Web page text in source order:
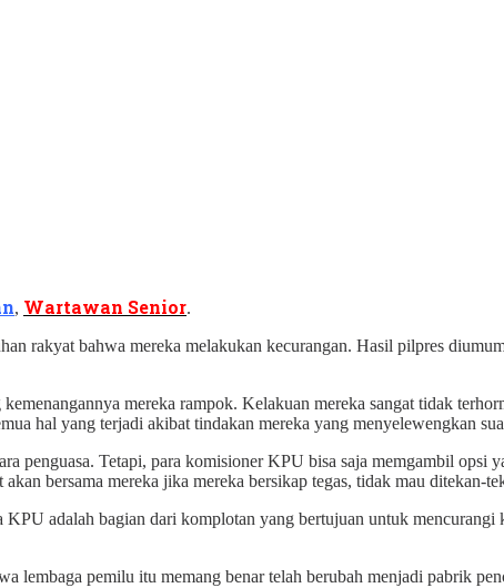
, Wartawan Senior.
rakyat bahwa mereka melakukan kecurangan. Hasil pilpres
mereka rampok. Kelakuan mereka sangat tidak
hal yang terjadi akibat tindakan mereka yang menyelewengkan
penguasa. Tetapi, para komisioner KPU bisa saja memgambil opsi
bersama mereka jika mereka bersikap tegas, tidak mau ditekan-
adalah bagian dari komplotan yang bertujuan untuk
lembaga pemilu itu memang benar telah berubah menjadi pabrik